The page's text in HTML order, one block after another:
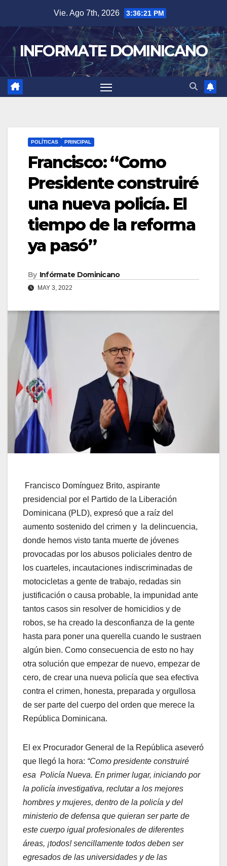
content
Vie. Ago 7th, 2026 3:36:21 PM
INFORMATE DOMINICANO
POLÍTICAS PRINCIPAL
Francisco: “Como
Presidente construiré
una nueva policía. El
tiempo de la reforma
ya pasó”
By Infórmate Dominicano
MAY 3, 2022
Francisco Domínguez Brito, aspirante
presidencial por el Partido de la Liberación
Dominicana (PLD), expresó que a raíz del
aumento sostenido del crimen y la delincuencia,
donde hemos visto tanta muerte de jóvenes
provocadas por los abusos policiales dentro de
los cuarteles, incautaciones indiscriminadas de
motocicletas a gente de trabajo, redadas sin
justificación o causa probable, la impunidad ante
tantos casos sin resolver de homicidios y de
robos, se ha creado la desconfianza de la gente
hasta para poner una querella cuando le sustraen
algún bien. Como consecuencia de esto no hay
otra solución que empezar de nuevo, empezar de
cero, de crear una nueva policía que sea efectiva
contra el crimen, honesta, preparada y orgullosa
de ser parte del cuerpo del orden que merece la
República Dominicana.
El ex Procurador General de la República aseveró
que llegó la hora: “Como presidente construiré
esa Policía Nueva. En primer lugar, iniciando por
la policía investigativa, reclutar a los mejores
hombres y mujeres, dentro de la policía y del
ministerio de defensa que quieran ser parte de
este cuerpo igual profesionales de diferentes
áreas, ¡todos! sencillamente todos deben ser
egresados de las universidades y de las